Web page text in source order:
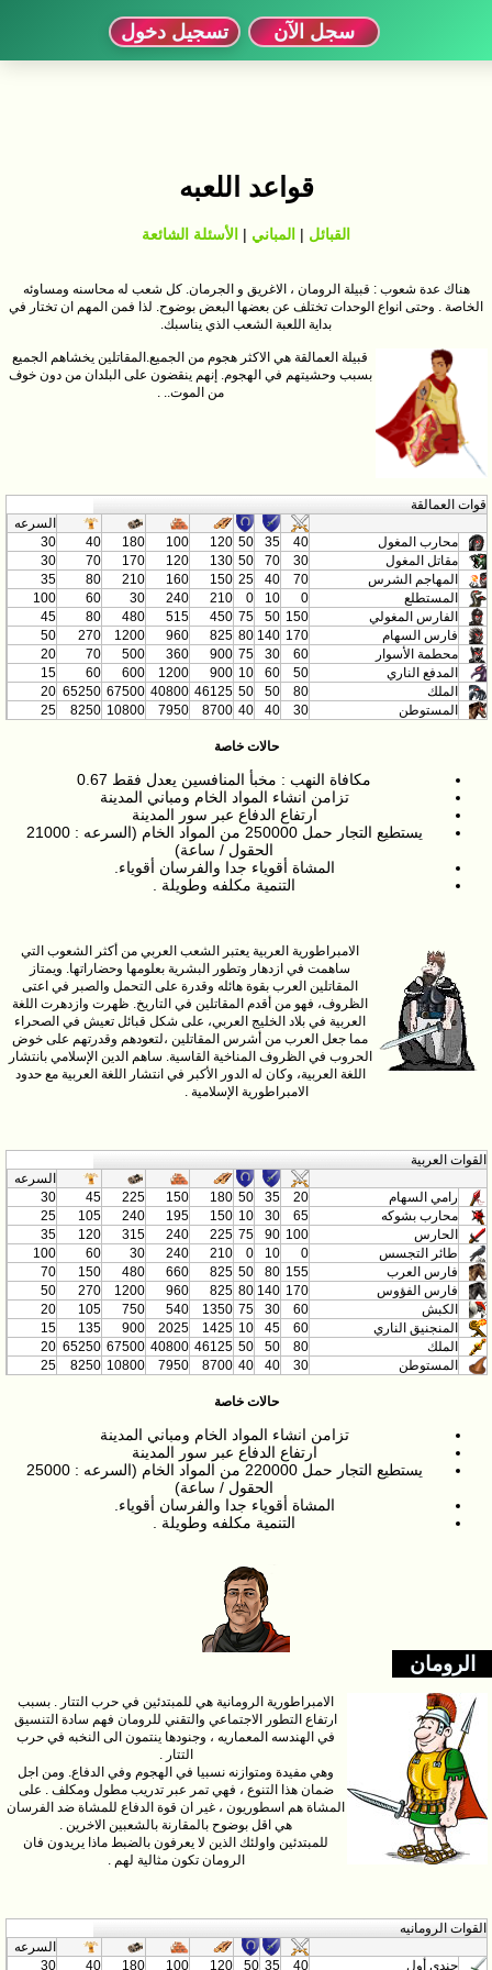
تسجيل دخول سجل الآن
قواعد اللعبه
القبائل | المباني | الأسئلة الشائعة
هناك عدة شعوب : قبيلة الرومان ، الاغريق و الجرمان. كل شعب له محاسنه ومساوئه
الخاصة . وحتى انواع الوحدات تختلف عن بعضها البعض بوضوح. لذا فمن المهم ان تختار في
بداية اللعبة الشعب الذي يناسبك.
قبيلة العمالقة هي الاكثر هجوم من الجميع.المقاتلين يخشاهم الجميع
بسبب وحشيتهم في الهجوم. إنهم ينقضون على البلدان من دون خوف
من الموت.. .
قوات العمالقة
السرعه
محارب المغول
40
35
50
120
100
180
40
30
مقاتل المغول
30
70
50
130
120
170
70
30
المهاجم الشرس
70
40
25
150
160
210
80
35
المستطلع
0
10
0
210
240
30
60
100
الفارس المغولي
150
50
75
450
515
480
80
45
فارس السهام
170
140
80
825
960
1200
270
50
محطمة الأسوار
60
30
75
900
360
500
70
20
المدفع الناري
50
60
10
900
1200
600
60
15
الملك
80
50
50
46125
40800
67500
65250
20
المستوطن
30
40
40
8700
7950
10800
8250
25
حالات خاصة
مكافاة النهب : مخبأ المنافسين يعدل فقط 0.67
تزامن انشاء المواد الخام ومباني المدينة
ارتفاع الدفاع عبر سور المدينة
يستطيع التجار حمل 250000 من المواد الخام (السرعه : 21000
الحقول / ساعة)
المشاة أقوياء جدا والفرسان أقوياء.
التنمية مكلفه وطويلة .
الامبراطورية العربية يعتبر الشعب العربي من أكثر الشعوب التي
ساهمت في ازدهار وتطور البشرية بعلومها وحضاراتها. ويمتاز
المقاتلين العرب بقوة هائله وقدرة على التحمل والصبر في اعتى
الظروف، فهو من أقدم المقاتلين في التاريخ. ظهرت وازدهرت اللغة
العربية في بلاد الخليج العربي، على شكل قبائل تعيش في الصحراء
مما جعل العرب من أشرس المقاتلين ،لتعودهم وقدرتهم على خوض
الحروب في الظروف المناخية القاسية. ساهم الدين الإسلامي بانتشار
اللغة العربية، وكان له الدور الأكبر في انتشار اللغة العربية مع حدود
الامبراطورية الإسلامية .
القوات العربية
السرعه
رامي السهام
20
35
50
180
150
225
45
30
محارب بشوكه
65
30
10
150
195
240
105
25
الحارس
100
90
75
225
240
315
120
35
طائر التجسس
0
10
0
210
240
30
60
100
فارس العرب
155
80
50
825
660
480
150
70
فارس الفؤوس
170
140
80
825
960
1200
270
50
الكبش
60
30
75
1350
540
750
105
20
المنجنيق الناري
60
45
10
1425
2025
900
135
15
الملك
80
50
50
46125
40800
67500
65250
20
المستوطن
30
40
40
8700
7950
10800
8250
25
حالات خاصة
تزامن انشاء المواد الخام ومباني المدينة
ارتفاع الدفاع عبر سور المدينة
يستطيع التجار حمل 220000 من المواد الخام (السرعه : 25000
الحقول / ساعة)
المشاة أقوياء جدا والفرسان أقوياء.
التنمية مكلفه وطويلة .
الرومان
الامبراطورية الرومانية هي للمبتدئين في حرب التتار . بسبب
ارتفاع التطور الاجتماعي والتقني للرومان فهم سادة التنسيق
في الهندسه المعماريه ، وجنودها ينتمون الى النخبه في حرب
التتار .
وهي مفيدة ومتوازنه نسبيا في الهجوم وفي الدفاع. ومن اجل
ضمان هذا التنوع ، فهي تمر عبر تدريب مطول ومكلف . على
المشاة هم اسطوريون ، غير ان قوة الدفاع للمشاة ضد الفرسان
هي اقل بوضوح بالمقارنة بالشعبين الاخرين .
للمبتدئين واولئك الذين لا يعرفون بالضبط ماذا يريدون فان
الرومان تكون مثالية لهم .
القوات الرومانيه
السرعه
جندي أول
40
35
50
120
100
180
40
30